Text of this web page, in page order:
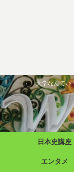
大学なんてい
日本史講座
エンタメ